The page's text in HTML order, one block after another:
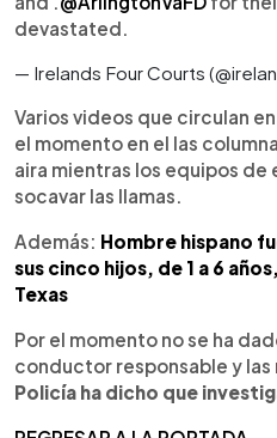
devastated.
— Irelands Four Courts
Varios videos que circulan
el momento en el las
aira mientras los equipos de
socavar las llamas.
Además: Hombre hispano
sus cinco hijos, de 1 a 6
Texas
Por el momento no se ha
conductor responsable y
Policía ha dicho que